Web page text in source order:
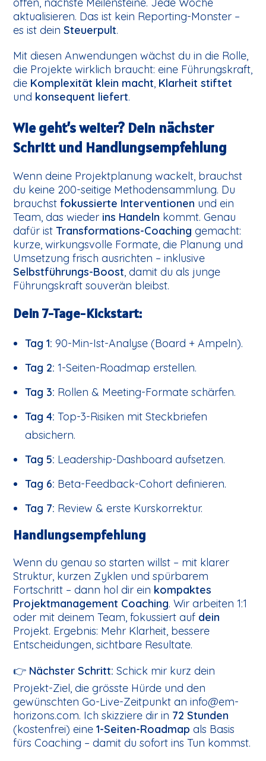
aktualisieren. Das ist kein Reporting-Monster –
es ist dein Steuerpult.
Mit diesen Anwendungen wächst du in die Rolle,
die Projekte wirklich braucht: eine Führungskraft,
die Komplexität klein macht, Klarheit stiftet
und konsequent liefert.
Wie geht’s weiter? Dein nächster
Schritt und Handlungsempfehlung
Wenn deine Projektplanung wackelt, brauchst
du keine 200-seitige Methodensammlung. Du
brauchst fokussierte Interventionen und ein
Team, das wieder ins Handeln kommt. Genau
dafür ist Transformations-Coaching gemacht:
kurze, wirkungsvolle Formate, die Planung und
Umsetzung frisch ausrichten – inklusive
Selbstführungs-Boost, damit du als junge
Führungskraft souverän bleibst.
Dein 7-Tage-Kickstart:
Tag 1: 90-Min-Ist-Analyse (Board + Ampeln).
Tag 2: 1-Seiten-Roadmap erstellen.
Tag 3: Rollen & Meeting-Formate schärfen.
Tag 4: Top-3-Risiken mit Steckbriefen
absichern.
Tag 5: Leadership-Dashboard aufsetzen.
Tag 6: Beta-Feedback-Cohort definieren.
Tag 7: Review & erste Kurskorrektur.
Handlungsempfehlung
Wenn du genau so starten willst – mit klarer
Struktur, kurzen Zyklen und spürbarem
Fortschritt – dann hol dir ein kompaktes
Projektmanagement Coaching. Wir arbeiten 1:1
oder mit deinem Team, fokussiert auf dein
Projekt. Ergebnis: Mehr Klarheit, bessere
Entscheidungen, sichtbare Resultate.
👉 Nächster Schritt: Schick mir kurz dein
Projekt-Ziel, die grösste Hürde und den
gewünschten Go-Live-Zeitpunkt an info@em-
horizons.com. Ich skizziere dir in 72 Stunden
(kostenfrei) eine 1-Seiten-Roadmap als Basis
fürs Coaching – damit du sofort ins Tun kommst.